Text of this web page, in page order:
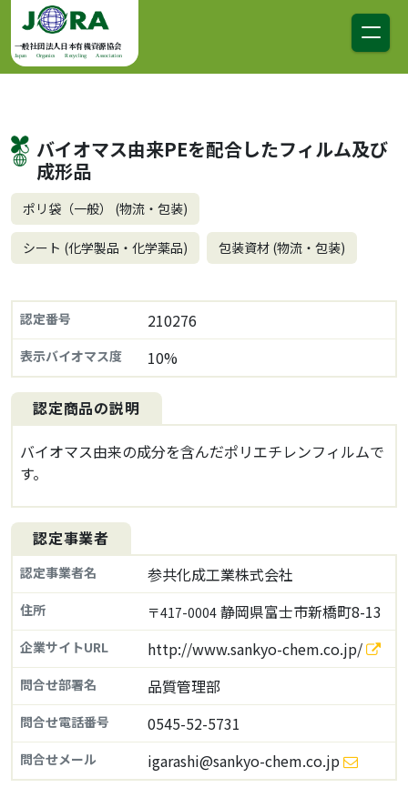
コンテンツへスキップ
メインナビゲーション
一般社団法人日本有機資源協会
Japan Organics Recycling Association
バイオマス由来PEを配合したフィルム及び
成形品
ポリ袋（一般） (物流・包装)
シート (化学製品・化学薬品) 包装資材 (物流・包装)
認定番号 210276
表示バイオマス度 10%
認定商品の説明
バイオマス由来の成分を含んだポリエチレンフィルムで
す。
認定事業者
認定事業者名 参共化成工業株式会社
住所 〒417-0004 静岡県富士市新橋町8-13
企業サイトURL http://www.sankyo-chem.co.jp/
問合せ部署名 品質管理部
問合せ電話番号 0545-52-5731
問合せメール igarashi@sankyo-chem.co.jp